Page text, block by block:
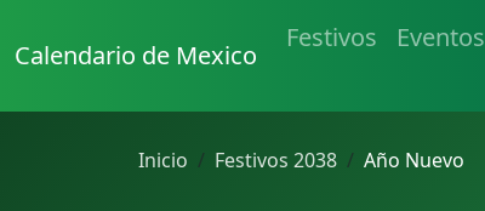
Calendario de Mexico
Festivos Eventos
Inicio Festivos 2038 Año Nuevo